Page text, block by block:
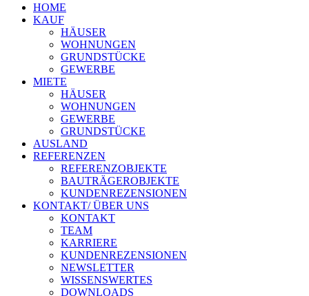
HOME
KAUF
HÄUSER
WOHNUNGEN
GRUNDSTÜCKE
GEWERBE
MIETE
HÄUSER
WOHNUNGEN
GEWERBE
GRUNDSTÜCKE
AUSLAND
REFERENZEN
REFERENZOBJEKTE
BAUTRÄGEROBJEKTE
KUNDENREZENSIONEN
KONTAKT/ ÜBER UNS
KONTAKT
TEAM
KARRIERE
KUNDENREZENSIONEN
NEWSLETTER
WISSENSWERTES
DOWNLOADS